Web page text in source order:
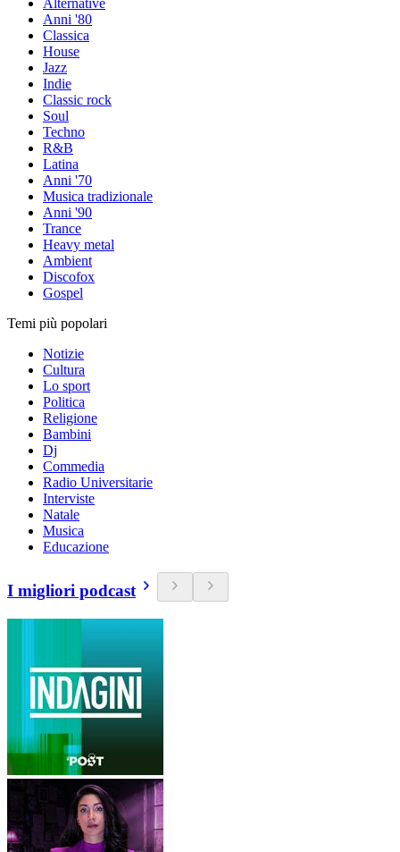
Alternative
Anni '80
Classica
House
Jazz
Indie
Classic rock
Soul
Techno
R&B
Latina
Anni '70
Musica tradizionale
Anni '90
Trance
Heavy metal
Ambient
Discofox
Gospel
Temi più popolari
Notizie
Cultura
Lo sport
Politica
Religione
Bambini
Dj
Commedia
Radio Universitarie
Interviste
Natale
Musica
Educazione
I migliori podcast